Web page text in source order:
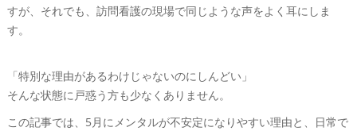
すが、それでも、訪問看護の現場で同じような声をよく耳にしま
す。
「特別な理由があるわけじゃないのにしんどい」
そんな状態に戸惑う方も少なくありません。
この記事では、5月にメンタルが不安定になりやすい理由と、日常で